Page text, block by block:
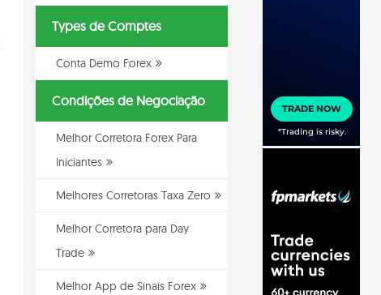
Types de Comptes
Conta Demo Forex
Condições de Negociação
Melhor Corretora Forex Para
Iniciantes
Melhores Corretoras Taxa Zero
Melhor Corretora para Day
Trade
Melhor App de Sinais Forex